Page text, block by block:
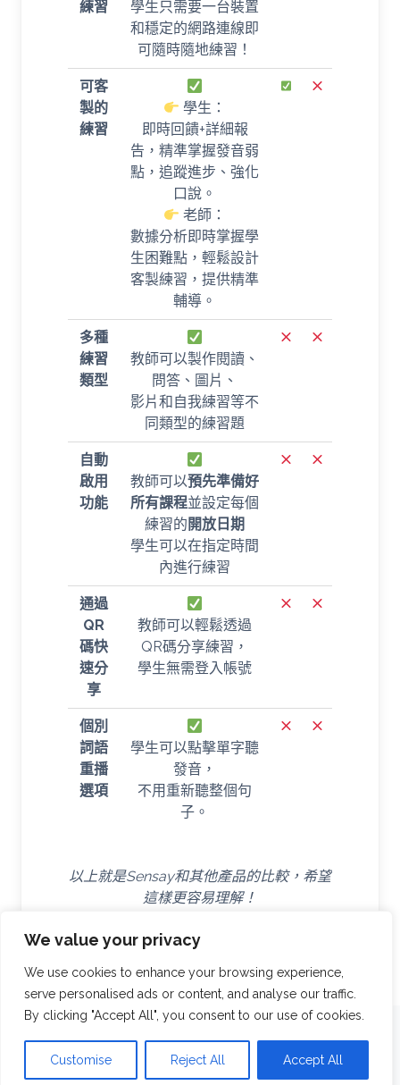
We value your privacy
We use cookies to enhance your browsing experience,
serve personalised ads or content, and analyse our traffic.
By clicking "Accept All", you consent to our use of cookies.
Customise Reject All Accept All
練習
學生只需要一台裝置
和穩定的網路連線即
可隨時隨地練習！
可客
製的
練習
學生：
即時回饋+詳細報
告，精準掌握發音弱
點，追蹤進步、強化
口說。
老師：
數據分析即時掌握學
生困難點，輕鬆設計
客製練習，提供精準
輔導。
多種
練習
類型
教師可以製作閱讀、
問答、圖片、
影片和自我練習等不
同類型的練習題
自動
啟用
功能
教師可以預先準備好
所有課程並設定每個
練習的 開放日期
學生可以在指定時間
內進行練習
通過
QR
碼快
速分
享
教師可以輕鬆透過
QR碼分享練習，
學生無需登入帳號
個別
詞語
重播
選項
學生可以點擊單字聽
發音，
不用重新聽整個句
子。
以上就是Sensay和其他產品的比較，希望
這樣更容易理解！
© 2026 Sensay 線上支援中心